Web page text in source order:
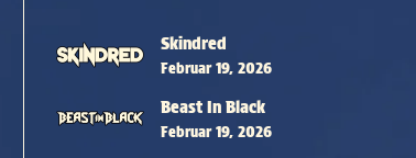
Skindred
Februar 19, 2026
Beast In Black
Februar 19, 2026